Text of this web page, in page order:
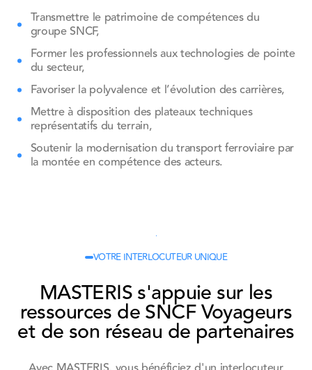
Transmettre le patrimoine de compétences du
groupe SNCF,
Former les professionnels aux technologies de pointe
du secteur,
Favoriser la polyvalence et l’évolution des carrières,
Mettre à disposition des plateaux techniques
représentatifs du terrain,
Soutenir la modernisation du transport ferroviaire par
la montée en compétence des acteurs.
Découvrir notre approche complète
VOTRE INTERLOCUTEUR UNIQUE
MASTERIS s'appuie sur les
ressources de SNCF Voyageurs
et de son réseau de partenaires